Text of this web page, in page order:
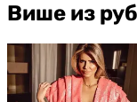
Више из